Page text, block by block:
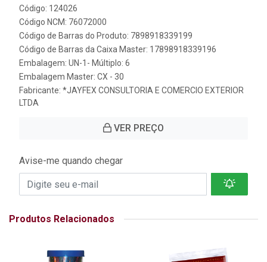
Código: 124026
Código NCM: 76072000
Código de Barras do Produto: 7898918339199
Código de Barras da Caixa Master: 17898918339196
Embalagem: UN-1- Múltiplo: 6
Embalagem Master: CX - 30
Fabricante: *JAYFEX CONSULTORIA E COMERCIO EXTERIOR
LTDA
VER PREÇO
Avise-me quando chegar
Produtos Relacionados